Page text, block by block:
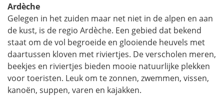
Ardèche
Gelegen in het zuiden maar net niet in de alpen en aan
de kust, is de regio Ardèche. Een gebied dat bekend
staat om de vol begroeide en glooiende heuvels met
daartussen kloven met riviertjes. De verscholen meren,
beekjes en riviertjes bieden mooie natuurlijke plekken
voor toeristen. Leuk om te zonnen, zwemmen, vissen,
kanoën, suppen, varen en kajakken.